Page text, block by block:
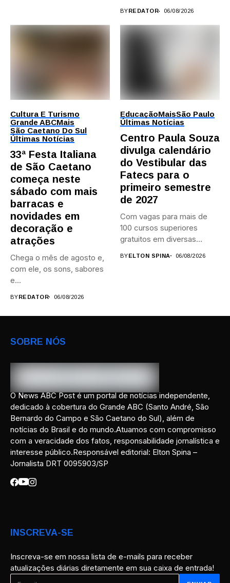
BY REDATOR 06/08/2026
Cultura E Turismo
Grande ABCMais
São Caetano Do Sul
Últimas Notícias
33ª Festa Italiana
de São Caetano
começa neste
sábado com mais
barracas e
novidades em
decoração e
atrações
Chega o mês de agosto e,
com ele, os sons, sabores
e...
BYREDATOR 06/08/2026
EducaçãoMaisSão Paulo
Últimas Notícias
Centro Paula Souza
divulga calendário
do Vestibular das
Fatecs para o
primeiro semestre
de 2027
Com vagas para mais de
100 cursos superiores
gratuitos em diversas
BYELTON SPINA 06/08/2026
SOBRE NÓS
O News ABC Post é um portal de notícias independente,
dedicado à cobertura do Grande ABC (Santo André, São
Bernardo do Campo e São Caetano do Sul), além de
notícias do Brasil e do mundo.Atuamos com compromisso
com a veracidade dos fatos, responsabilidade jornalística e
interesse público.Responsável editorial: Elton Spina –
Jornalista DRT 0095903/SP
INSCREVA-SE
Inscreva-se em nossa lista de e-mails para receber
atualizações diárias diretamente em sua caixa de entrada!